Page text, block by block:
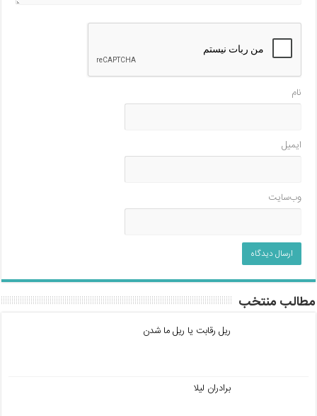
نام
ایمیل
وب‌سایت
مطالب منتخب
ریل رقابت یا ریل ما شدن
برادران لیلا